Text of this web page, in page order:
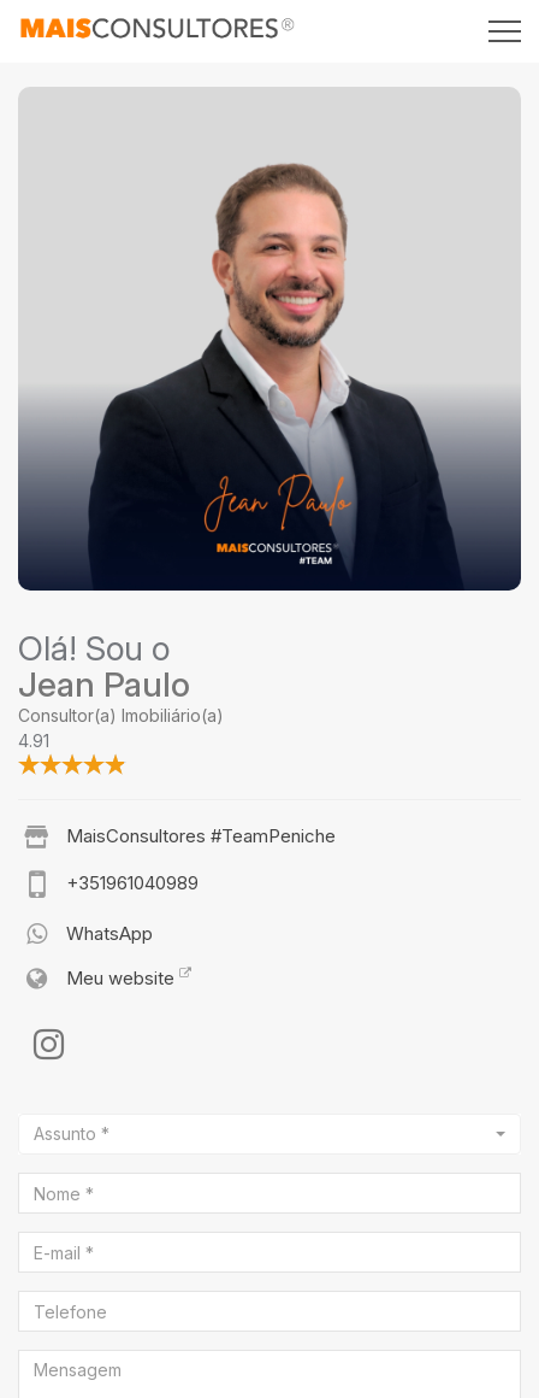
Olá! Sou o
Jean Paulo
Consultor(a) Imobiliário(a)
4.91
MaisConsultores #TeamPeniche
+351961040989
WhatsApp
Meu website
Assunto *